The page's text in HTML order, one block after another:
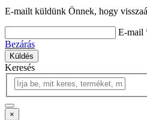
E-mailt küldünk Önnek, hogy
E-mail
Bezárás
Küldés
Keresés
×